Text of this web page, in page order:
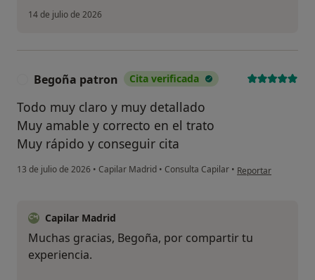
14 de julio de 2026
Begoña patron Cita verificada
Todo muy claro y muy detallado
Muy amable y correcto en el trato
Muy rápido y conseguir cita
13 de julio de 2026 • Capilar Madrid • Consulta Capilar • en opinión del
Reportar
Capilar Madrid
Muchas gracias, Begoña, por compartir tu
experiencia.